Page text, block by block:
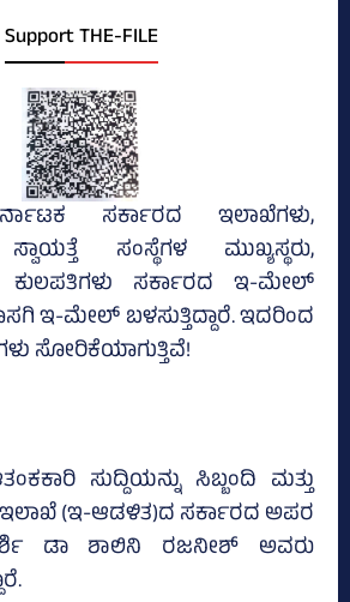
Support THE-FILE
ಸರ್ಕಾರದ ಇಲಾಖೆಗಳು,
ಸಂಸ್ಥೆಗಳ ಮುಖ್ಯಸ್ಥರು,
ಕುಲಪತಿಗಳು ಸರ್ಕಾರದ ಇ-ಮೇಲ್‌
ಇ-ಮೇಲ್‌ ಬಳಸುತ್ತಿದ್ದಾರೆ. ಇದರಿಂದ
ಸೋರಿಕೆಯಾಗುತ್ತಿವೆ!
ಸುದ್ದಿಯನ್ನು ಸಿಬ್ಬಂದಿ ಮತ್ತು
(ಇ-ಆಡಳಿತ)ದ ಸರ್ಕಾರದ ಅಪರ
ಡಾ ಶಾಲಿನಿ ರಜನೀಶ್‌ ಅವರು